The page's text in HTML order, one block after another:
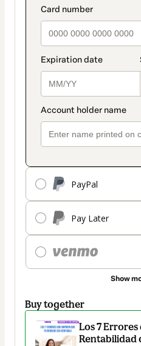
PayPal
Pay Later
Show
method
Buy together
Los 7
Rentabilidad